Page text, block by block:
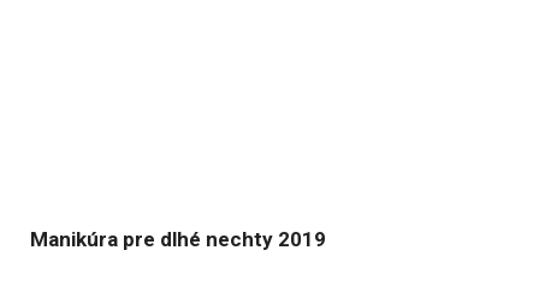
Manikúra pre dlhé nechty 2019